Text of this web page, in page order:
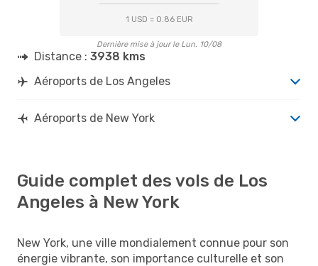
1 USD = 0.86 EUR
Dernière mise à jour le Lun. 10/08
Distance : 3938 kms
Aéroports de Los Angeles
Aéroports de New York
Guide complet des vols de Los
Angeles à New York
New York, une ville mondialement connue pour son
énergie vibrante, son importance culturelle et son